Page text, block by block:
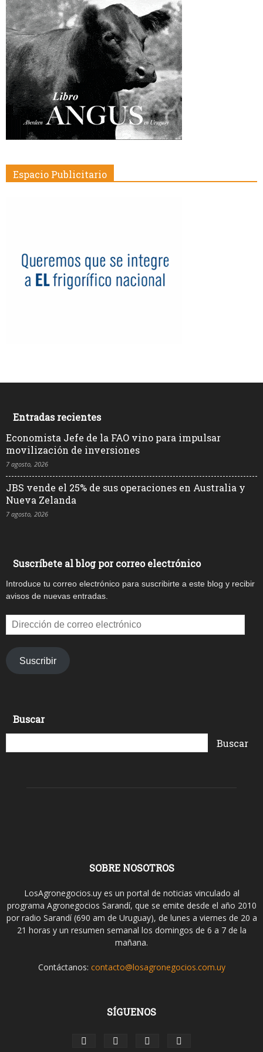
Espacio Publicitario
Entradas recientes
Economista Jefe de la FAO vino para impulsar
movilización de inversiones
7 agosto, 2026
JBS vende el 25% de sus operaciones en Australia y
Nueva Zelanda
7 agosto, 2026
Suscríbete al blog por correo electrónico
Introduce tu correo electrónico para suscribirte a este blog y recibir
avisos de nuevas entradas.
Dirección
de
electrónico
Suscribir
Buscar
SOBRE NOSOTROS
LosAgronegocios.uy es un portal de noticias vinculado al
programa Agronegocios Sarandí, que se emite desde el año 2010
por radio Sarandí (690 am de Uruguay), de lunes a viernes de 20 a
21 horas y un resumen semanal los domingos de 6 a 7 de la
mañana.
Contáctanos: contacto@losagronegocios.com.uy
SÍGUENOS